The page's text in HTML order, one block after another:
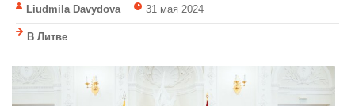
Liudmila Davydova 31 мая 2024
В Литве